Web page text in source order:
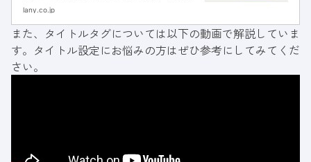
果で表示されるタイトルの長さは数年単位で変
切です。当記事では、2021年6月現在の文字数
を調査した結果を元にタイトルの最適な文字数
lany.co.jp
また、タイトルタグについては以下の動画で解説していま
す。タイトル設定にお悩みの方はぜひ参考にしてみてくだ
さい。